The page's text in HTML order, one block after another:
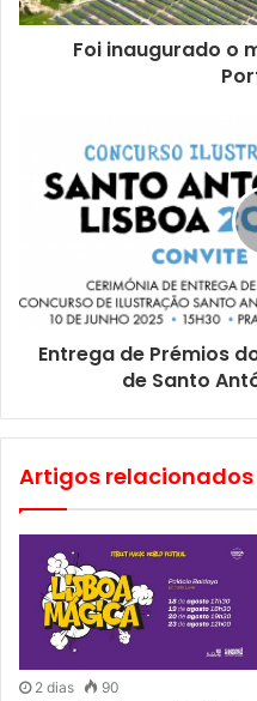
https://
Descontos de 20% para:
– Menores de 25 anos
– Maiores de 65 anos
– Pessoas com condições
acompanhante gratuito)
– Grupos com mais de 10
O espaço é acessível a
condicionada.
Foi inaugurado o
Entrega de Prémios
de Santo
Artigos relacionados
2 dias 90